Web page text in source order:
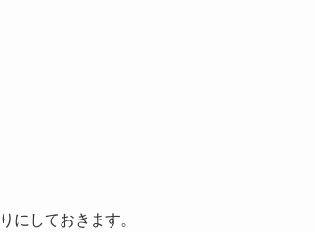
にしておきます。